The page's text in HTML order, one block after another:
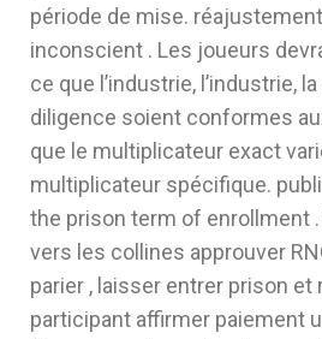
période de mise.
inconscient . Les joueurs
ce que l’industrie, l’industrie,
diligence soient conformes
que le multiplicateur exact
multiplicateur spécifique.
the prison term of enrollment
vers les collines approuver
parier , laisser entrer prison et
participant affirmer paiement